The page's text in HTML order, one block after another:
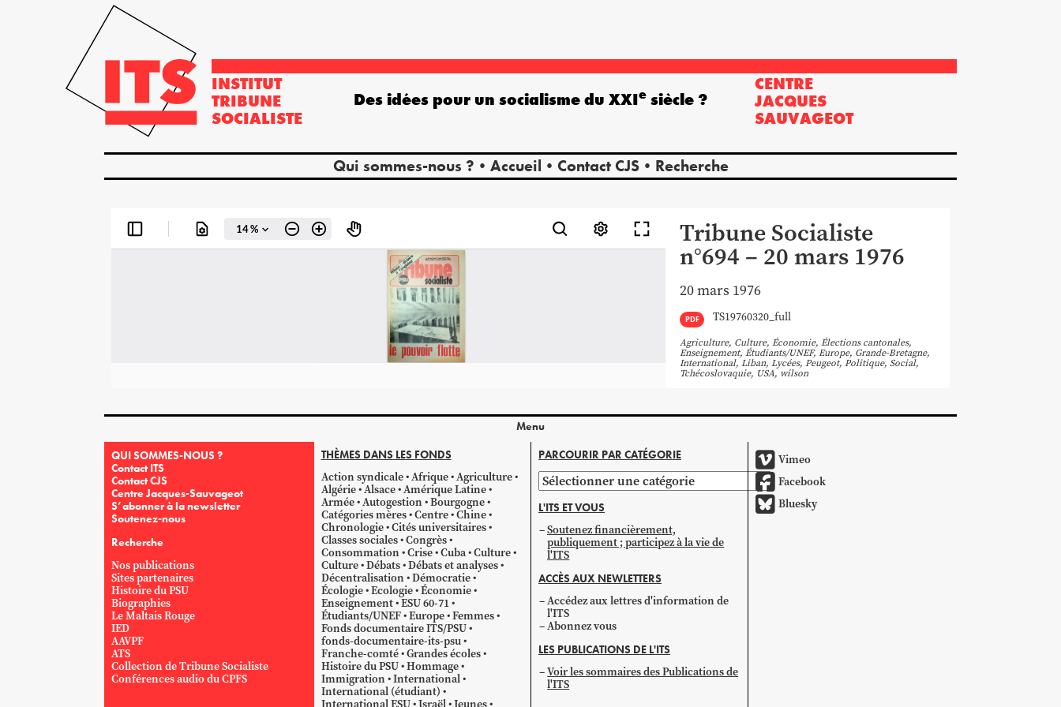
INSTITUT
TRIBUNE
SOCIALISTE
CENTRE
JACQUES
SAUVAGEOT
Qui sommes-nous ? Accueil Contact CJS Recherche
Des idées pour un socialisme du XXIe siècle ?
Tribune Socialiste
n°694 – 20 mars 1976
20 mars 1976
PDF TS19760320_full
Agriculture, Culture, Économie, Élections cantonales,
Enseignement, Étudiants/UNEF, Europe, Grande-Bretagne,
International, Liban, Lycées, Peugeot, Politique, Social,
Tchécoslovaquie, USA, wilson
Menu
QUI SOMMES-NOUS ?
Contact ITS
Contact CJS
Centre Jacques-Sauvageot
S’abonner à la newsletter
Soutenez-nous
Recherche
Nos publications
Sites partenaires
Histoire du PSU
Biographies
Le Maltais Rouge
IED
AAVPF
ATS
Collection de Tribune Socialiste
Conférences audio du CPFS
THÈMES DANS LES FONDS
Action syndicale Afrique Agriculture
Algérie Alsace Amérique Latine
Armée Autogestion Bourgogne
Catégories mères Centre Chine
Chronologie Cités universitaires
Classes sociales Congrès
Consommation Crise Cuba Culture
Culture Débats Débats et analyses
Décentralisation Démocratie
Écologie Ecologie Économie
Enseignement ESU 60-71
Étudiants/UNEF Europe Femmes
Fonds documentaire ITS/PSU
fonds-documentaire-its-psu
Franche-comté Grandes écoles
Histoire du PSU Hommage
Immigration International
International (étudiant)
PARCOURIR PAR CATÉGORIE
Parcourir
par
catégorie
L'ITS ET VOUS
Soutenez financièrement,
publiquement ; participez à la vie de
l'ITS
ACCÈS AUX NEWLETTERS
Accédez aux lettres d'information de
l'ITS
Abonnez vous
LES PUBLICATIONS DE L'ITS
Voir les sommaires des Publications de
l'ITS
Vimeo
Facebook
Bluesky